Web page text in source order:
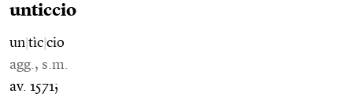
unticcio
un tìc cio
agg., s.m.
av. 1571;